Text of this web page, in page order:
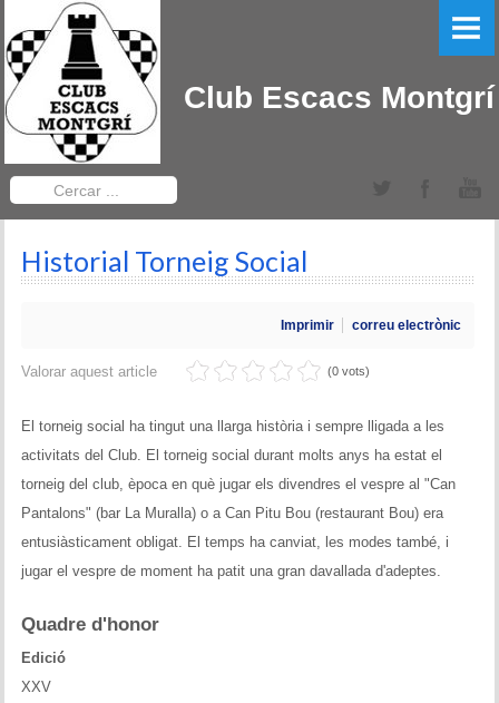
Club Escacs Montgrí
PORTADA
EL CLUB
LLIGA CATALANA
Equips Sub-12
TORNEIGS DEL CLUB
Bases 2022
Historial Obert Baix Ter
Historial del torneig Montgrí
Torneig de Nadal
Historial del torneig de Nadal
Torneig Social
...
Historial Torneig Social
Imprimir correu electrònic
Valorar aquest article (0 vots)
El torneig social ha tingut una llarga història i sempre lligada a les
activitats del Club. El torneig social durant molts anys ha estat el
torneig del club, època en què jugar els divendres el vespre al "Can
Pantalons" (bar La Muralla) o a Can Pitu Bou (restaurant Bou) era
entusiàsticament obligat. El temps ha canviat, les modes també, i
jugar el vespre de moment ha patit una gran davallada d'adeptes.
Quadre d'honor
Edició
XXV